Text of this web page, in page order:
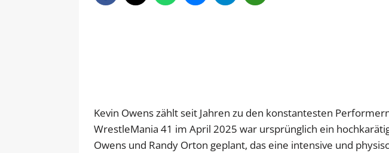
Kevin Owens zählt seit Jahren zu den konstantesten
WrestleMania 41 im April 2025 war ursprünglich ein
Owens und Randy Orton geplant, das eine intensive und